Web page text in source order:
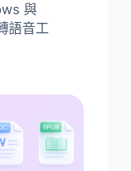
與
語音工